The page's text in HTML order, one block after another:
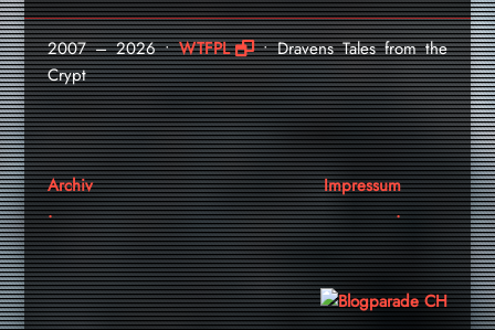
2007 – 2026 •WTFPL
• Dravens Tales from the
Crypt
Archiv
Impressum
.
.